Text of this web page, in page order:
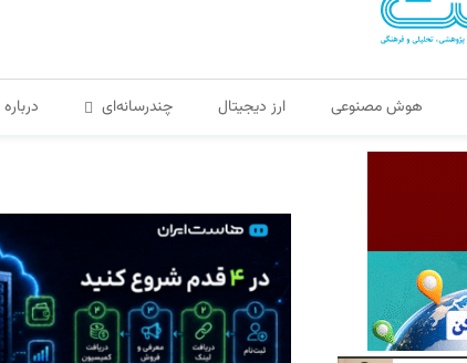
هوش مصنوعی ارز دیجیتال چندرسانه‌ای